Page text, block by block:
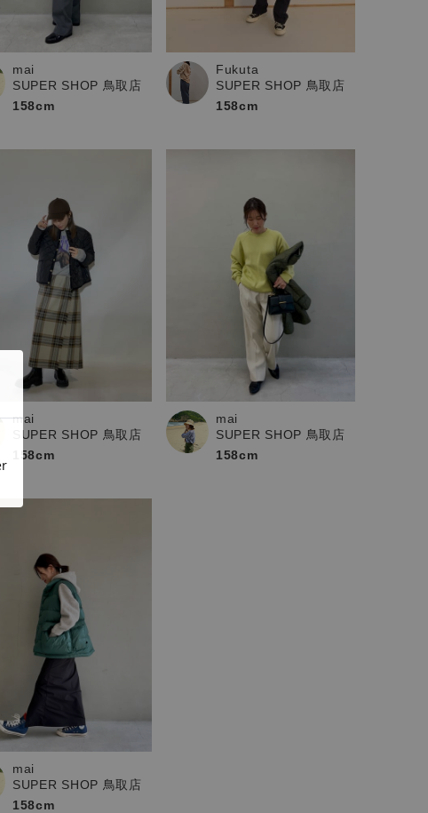
mai
SUPER SHOP 鳥取店
158cm
Fukuta
SUPER SHOP 鳥取店
158cm
mai
SUPER SHOP 鳥取店
158cm
mai
SUPER SHOP 鳥取店
158cm
mai
SUPER SHOP 鳥取店
158cm